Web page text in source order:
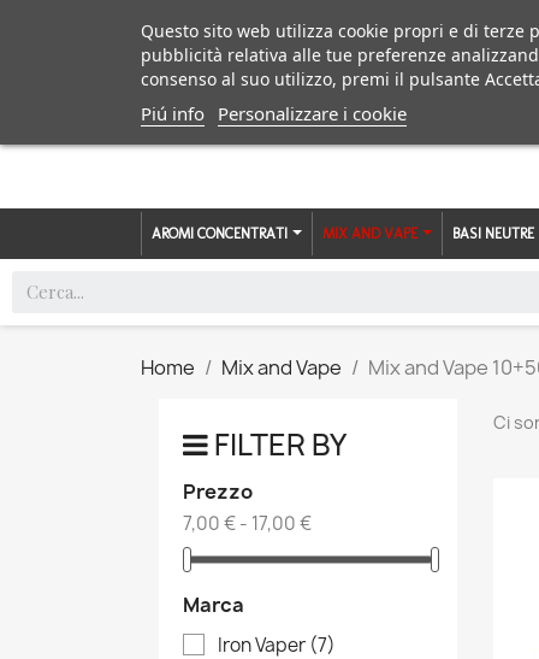
AROMI CONCENTRATI MIX AND VAPE BASI NEUTRE
Home Mix and Vape Mix and Vape
FILTER BY
Prezzo
7,00 € - 17,00 €
Marca
Iron Vaper (7)
Ci
Questo sito web utilizza cookie propri e di
pubblicità relativa alle tue preferenze
consenso al suo utilizzo, premi il pulsante
Piú info Personalizzare i cookie